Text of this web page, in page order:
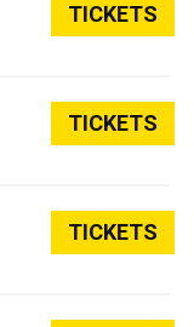
TICKETS
TICKETS
TICKETS